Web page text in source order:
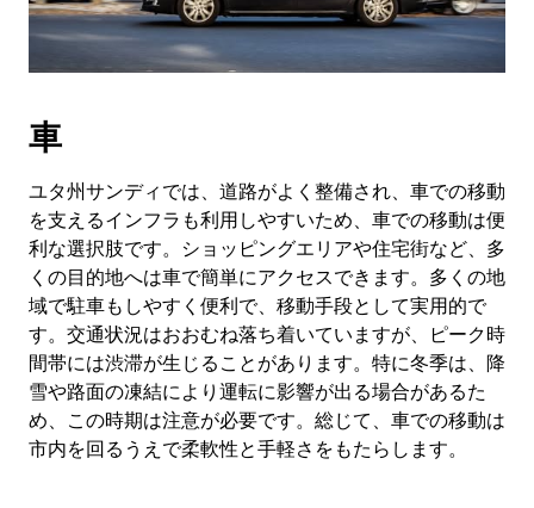
車
ユタ州サンディでは、道路がよく整備され、車での移動
を支えるインフラも利用しやすいため、車での移動は便
利な選択肢です。ショッピングエリアや住宅街など、多
くの目的地へは車で簡単にアクセスできます。多くの地
域で駐車もしやすく便利で、移動手段として実用的で
す。交通状況はおおむね落ち着いていますが、ピーク時
間帯には渋滞が生じることがあります。特に冬季は、降
雪や路面の凍結により運転に影響が出る場合があるた
め、この時期は注意が必要です。総じて、車での移動は
市内を回るうえで柔軟性と手軽さをもたらします。